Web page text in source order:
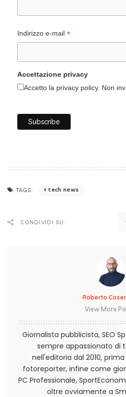
Indirizzo e-mail *
Accettazione privacy
Accetto la privacy policy. Non
TAGS: tech news
CONDIVIDI SU:
Roberto
View More
Giornalista pubblicista, SEO
sempre appassionato di
nell'editoria dal 2010,
fotoreporter, infine come
PC Professionale,
oltre ovviamente a